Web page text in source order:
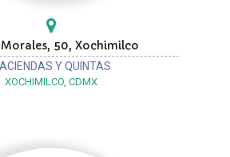
Morales, 50, Xochimilco
Y QUINTAS
XOCHIMILCO, CDMX